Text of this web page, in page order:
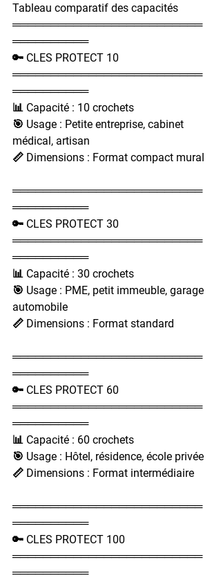
Tableau comparatif des capacités
═════════════════════════
══════════
🔑 CLES PROTECT 10
═════════════════════════
══════════
📊 Capacité : 10 crochets
🎯 Usage : Petite entreprise, cabinet
médical, artisan
📏 Dimensions : Format compact mural
═════════════════════════
══════════
🔑 CLES PROTECT 30
═════════════════════════
══════════
📊 Capacité : 30 crochets
🎯 Usage : PME, petit immeuble, garage
automobile
📏 Dimensions : Format standard
═════════════════════════
══════════
🔑 CLES PROTECT 60
═════════════════════════
══════════
📊 Capacité : 60 crochets
🎯 Usage : Hôtel, résidence, école privée
📏 Dimensions : Format intermédiaire
═════════════════════════
══════════
🔑 CLES PROTECT 100
═════════════════════════
══════════